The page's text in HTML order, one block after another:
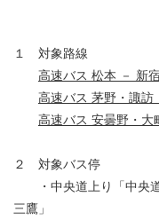
１ 対象路線
高速バス 松本 － 新
高速バス 茅野・諏訪
高速バス 安曇野・大
２ 対象バス停
・中央道上り「中央道
三鷹」